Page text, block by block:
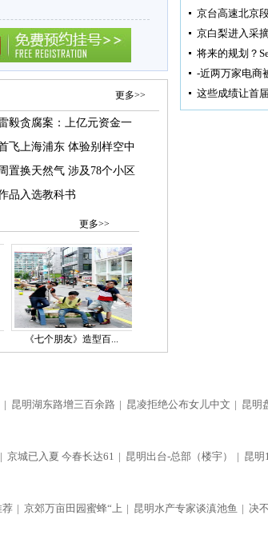
更多>>
毅贪腐案：上亿元资金一
飞上海浦东 体验别样空中
置换天然气 涉及78个小区
品入选教科书
更多>>
《七个朋友》造型百...
京台高速北京
京白梨进入采
将来的规划？
-近两万家电商
这些成绩让首
| 昆明湖东路增三百余路 | 昆凌拒绝公布女儿中文 | 昆明
| 京城已入夏 今春长达61 | 昆明出台-总部（楼宇） | 昆明
荐 | 京郊万亩田园蜜蜂“上 | 昆明水产专家谈滇池鱼 | 决